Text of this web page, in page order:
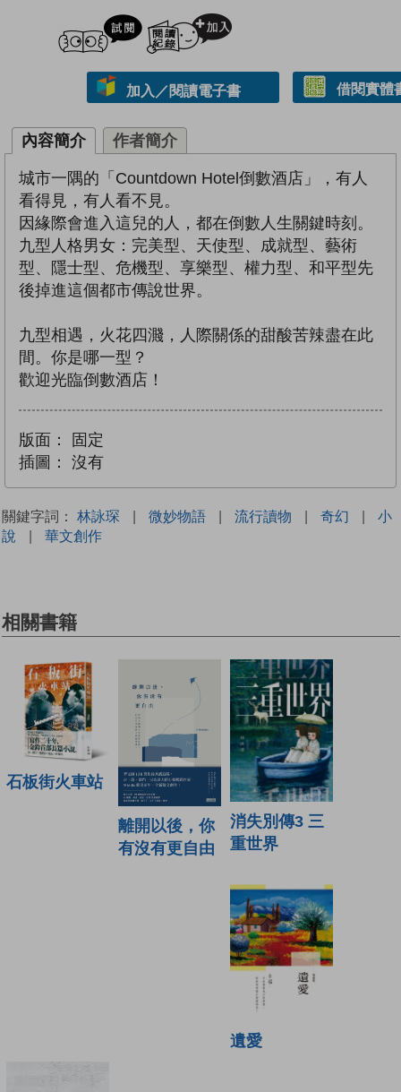
試閲
加入／閱讀電子書 借閱實體
內容簡介 作者簡介
城市一隅的「Countdown Hotel倒數酒店」，有人
看得見，有人看不見。
因緣際會進入這兒的人，都在倒數人生關鍵時刻。
九型人格男女：完美型、天使型、成就型、藝術
型、隱士型、危機型、享樂型、權力型、和平型先
後掉進這個都市傳說世界。
九型相遇，火花四濺，人際關係的甜酸苦辣盡在此
間。你是哪一型？
歡迎光臨倒數酒店！
版面：
固定
插圖：
沒有
關鍵字詞： 林詠琛 | 微妙物語 | 流行讀物 | 奇幻 |
小
說
| 華文創作
相關書籍
石板街火車站
離開以後，你
有沒有更自由
消失別傳3 三
重世界
遺愛